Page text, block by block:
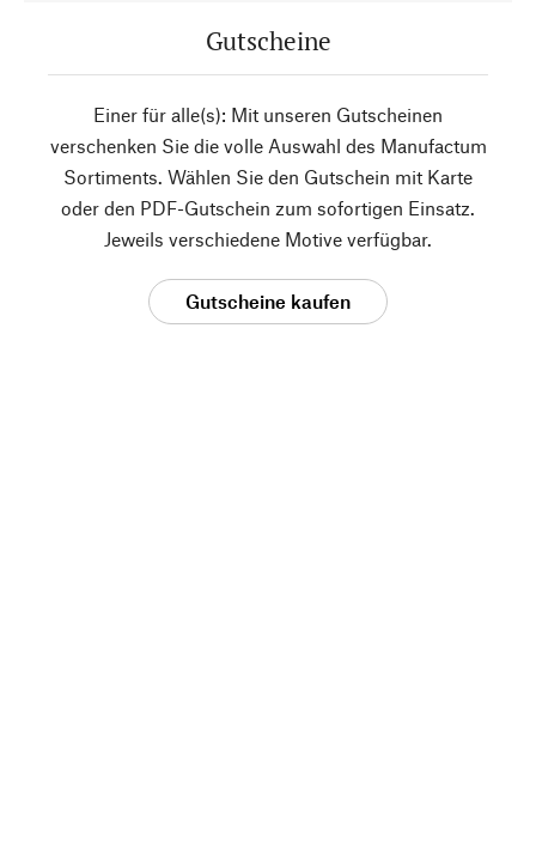
Gutscheine
Einer für alle(s): Mit unseren Gutscheinen
verschenken Sie die volle Auswahl des Manufactum
Sortiments. Wählen Sie den Gutschein mit Karte
oder den PDF-Gutschein zum sofortigen Einsatz.
Jeweils verschiedene Motive verfügbar.
Gutscheine kaufen